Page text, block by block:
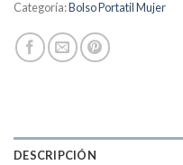
Categoría:Bolso Portatil Mujer
DESCRIPCIÓN